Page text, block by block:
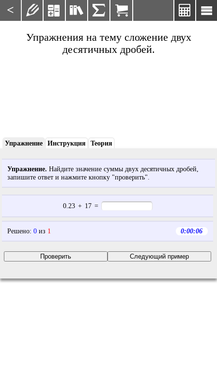
< 

    
Упражнения на тему сложение двух
десятичных дробей.
Упражнение Инструкция Теория
Упражнение. Найдите значение суммы двух десятичных дробей,
запишите ответ и нажмите кнопку "проверить".
0.23 + 17 =
Решено: 0из 1 0:00:06